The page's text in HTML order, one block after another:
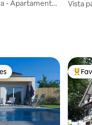
- Apartamento
Vista
mais apreciados